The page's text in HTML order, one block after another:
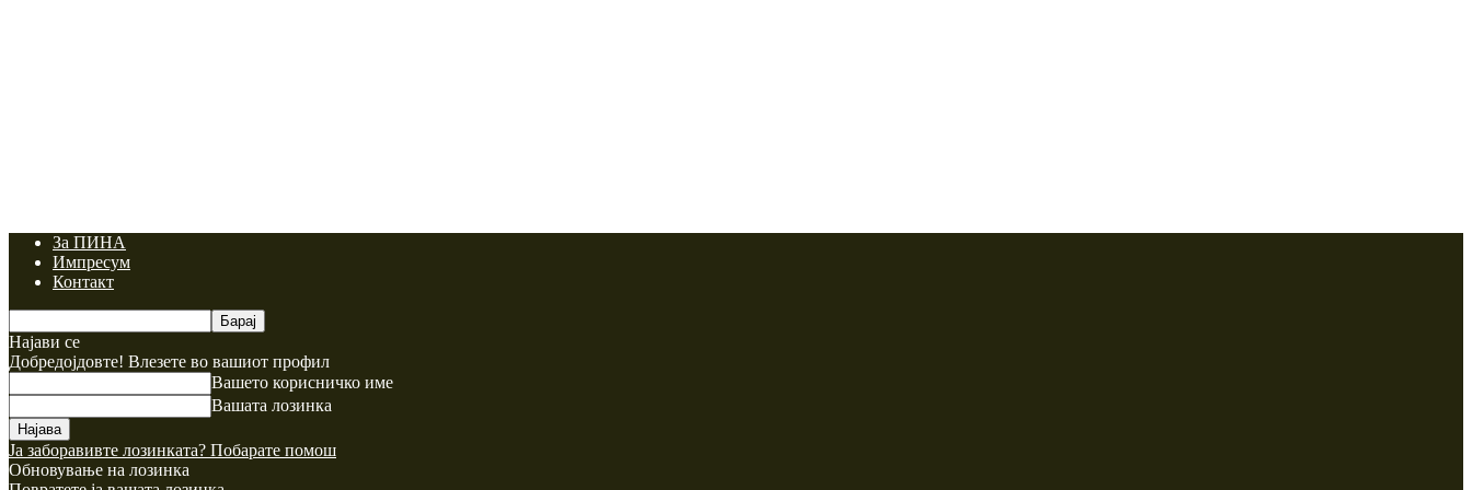
За ПИНА
Импресум
Контакт
Најави се
Добредојдовте! Влезете во вашиот профил
Вашето корисничко име
Вашата лозинка
Ја заборавивте лозинката? Побарате помош
Обновување на лозинка